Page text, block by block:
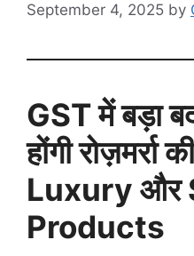
September 4, 2025 by
GST में बड़ा
होंगी रोज़मर्रा
Luxury और
Products